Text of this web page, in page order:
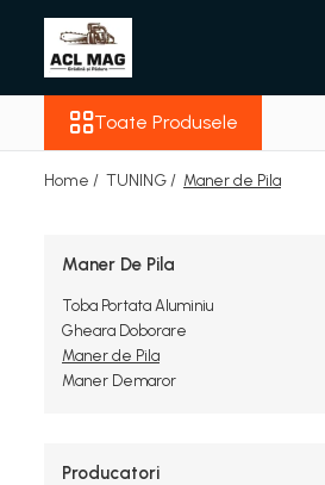
Toate Produsele
Acumulatori
Canistre
Motoferastrau benzina
Motoferastrau Acumulator
Kituri Ascutire
Toate Produsele
Home / TUNING / Maner de Pila
Maner De Pila
Toba Portata Aluminiu
Gheara Doborare
Maner de Pila
Maner Demaror
Producatori